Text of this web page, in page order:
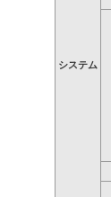
システム